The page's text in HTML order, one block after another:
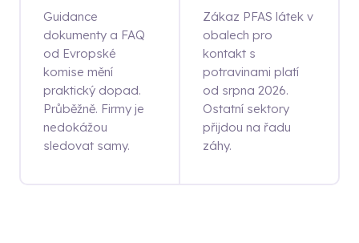
Guidance
dokumenty a FAQ
od Evropské
komise mění
praktický dopad.
Průběžně. Firmy je
nedokážou
sledovat samy.
Zákaz PFAS látek v
obalech pro
kontakt s
potravinami platí
od srpna 2026.
Ostatní sektory
přijdou na řadu
záhy.